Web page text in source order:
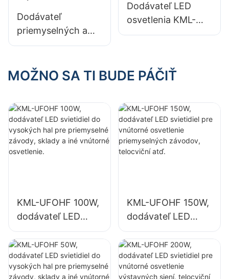
skladoch atď.
továrňach,
skladoch atď.
Dodávateľ
priemyselných a
banských LED
HB30 150W pre
sklady.
Dodávateľ LED
osvetlenia KML-
CLA 100W pre
stanice a
MOŽNO SA TI BUDE PÁČIŤ
KML-UFOHF 100W,
dodávateľ LED
svietidiel do
vysokých hal pre
priemyselné
závody, sklady a
KML-UFOHF 150W,
dodávateľ LED
svietidiel pre
vnútorné
osvetlenie
priemyselných